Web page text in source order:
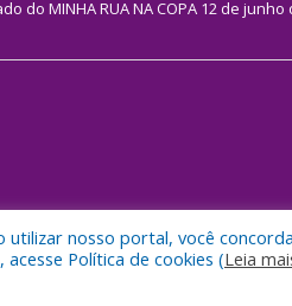
do MINHA RUA NA COPA 12 de junho
utilizar nosso portal, você
Política de cookies (Leia